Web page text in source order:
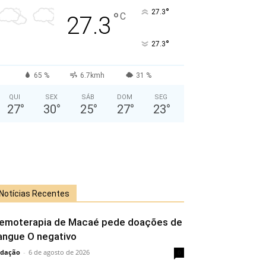
27.3 °C 27.3°
27.3°
65 % 6.7kmh 31 %
QUI
27°
SEX
30°
SÁB
25°
DOM
27°
SEG
23°
Notícias Recentes
de Macaé pede doações de
O negativo
- 6 de agosto de 2026